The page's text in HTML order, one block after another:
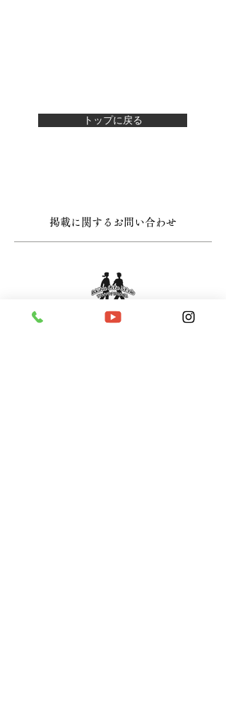
トップに戻る
掲載に関するお問い合わせ